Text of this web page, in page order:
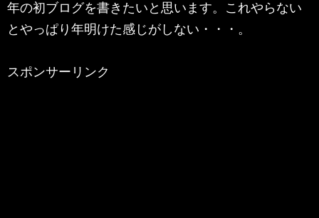
年の初ブログを書きたいと思います。これやらない
とやっぱり年明けた感じがしない・・・。
スポンサーリンク